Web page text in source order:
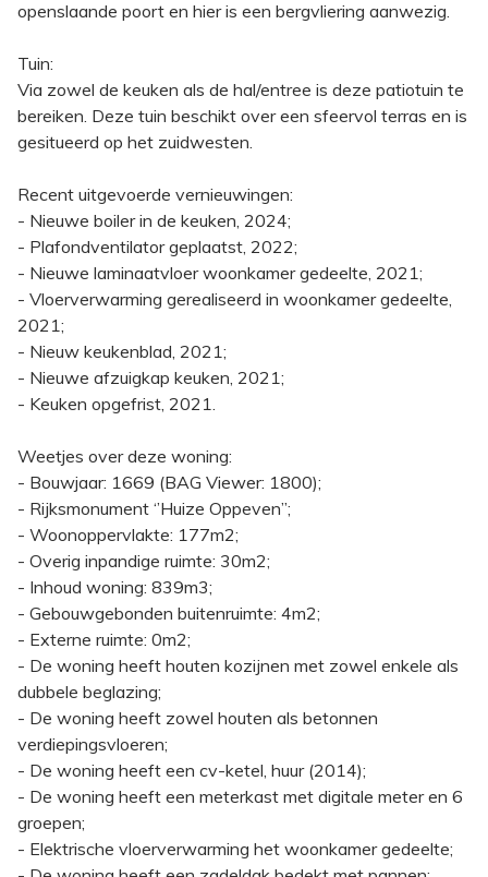
openslaande poort en hier is een bergvliering aanwezig.
Tuin:
Via zowel de keuken als de hal/entree is deze patiotuin te
bereiken. Deze tuin beschikt over een sfeervol terras en is
gesitueerd op het zuidwesten.
Recent uitgevoerde vernieuwingen:
- Nieuwe boiler in de keuken, 2024;
- Plafondventilator geplaatst, 2022;
- Nieuwe laminaatvloer woonkamer gedeelte, 2021;
- Vloerverwarming gerealiseerd in woonkamer gedeelte,
2021;
- Nieuw keukenblad, 2021;
- Nieuwe afzuigkap keuken, 2021;
- Keuken opgefrist, 2021.
Weetjes over deze woning:
- Bouwjaar: 1669 (BAG Viewer: 1800);
- Rijksmonument ‘’Huize Oppeven’’;
- Woonoppervlakte: 177m2;
- Overig inpandige ruimte: 30m2;
- Inhoud woning: 839m3;
- Gebouwgebonden buitenruimte: 4m2;
- Externe ruimte: 0m2;
- De woning heeft houten kozijnen met zowel enkele als
dubbele beglazing;
- De woning heeft zowel houten als betonnen
verdiepingsvloeren;
- De woning heeft een cv-ketel, huur (2014);
- De woning heeft een meterkast met digitale meter en 6
groepen;
- Elektrische vloerverwarming het woonkamer gedeelte;